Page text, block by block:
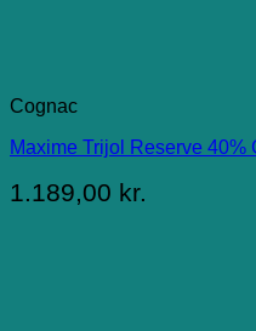
Cognac
Maxime Trijol Reserve 40%
1.189,00 kr.